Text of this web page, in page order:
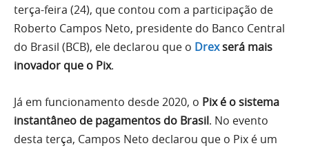
terça-feira (24), que contou com a participação de
Roberto Campos Neto, presidente do Banco Central
do Brasil (BCB), ele declarou que o Drexserá mais
inovador que o Pix.
Já em funcionamento desde 2020, o Pix é o sistema
instantâneo de pagamentos do Brasil. No evento
desta terça, Campos Neto declarou que o Pix é um